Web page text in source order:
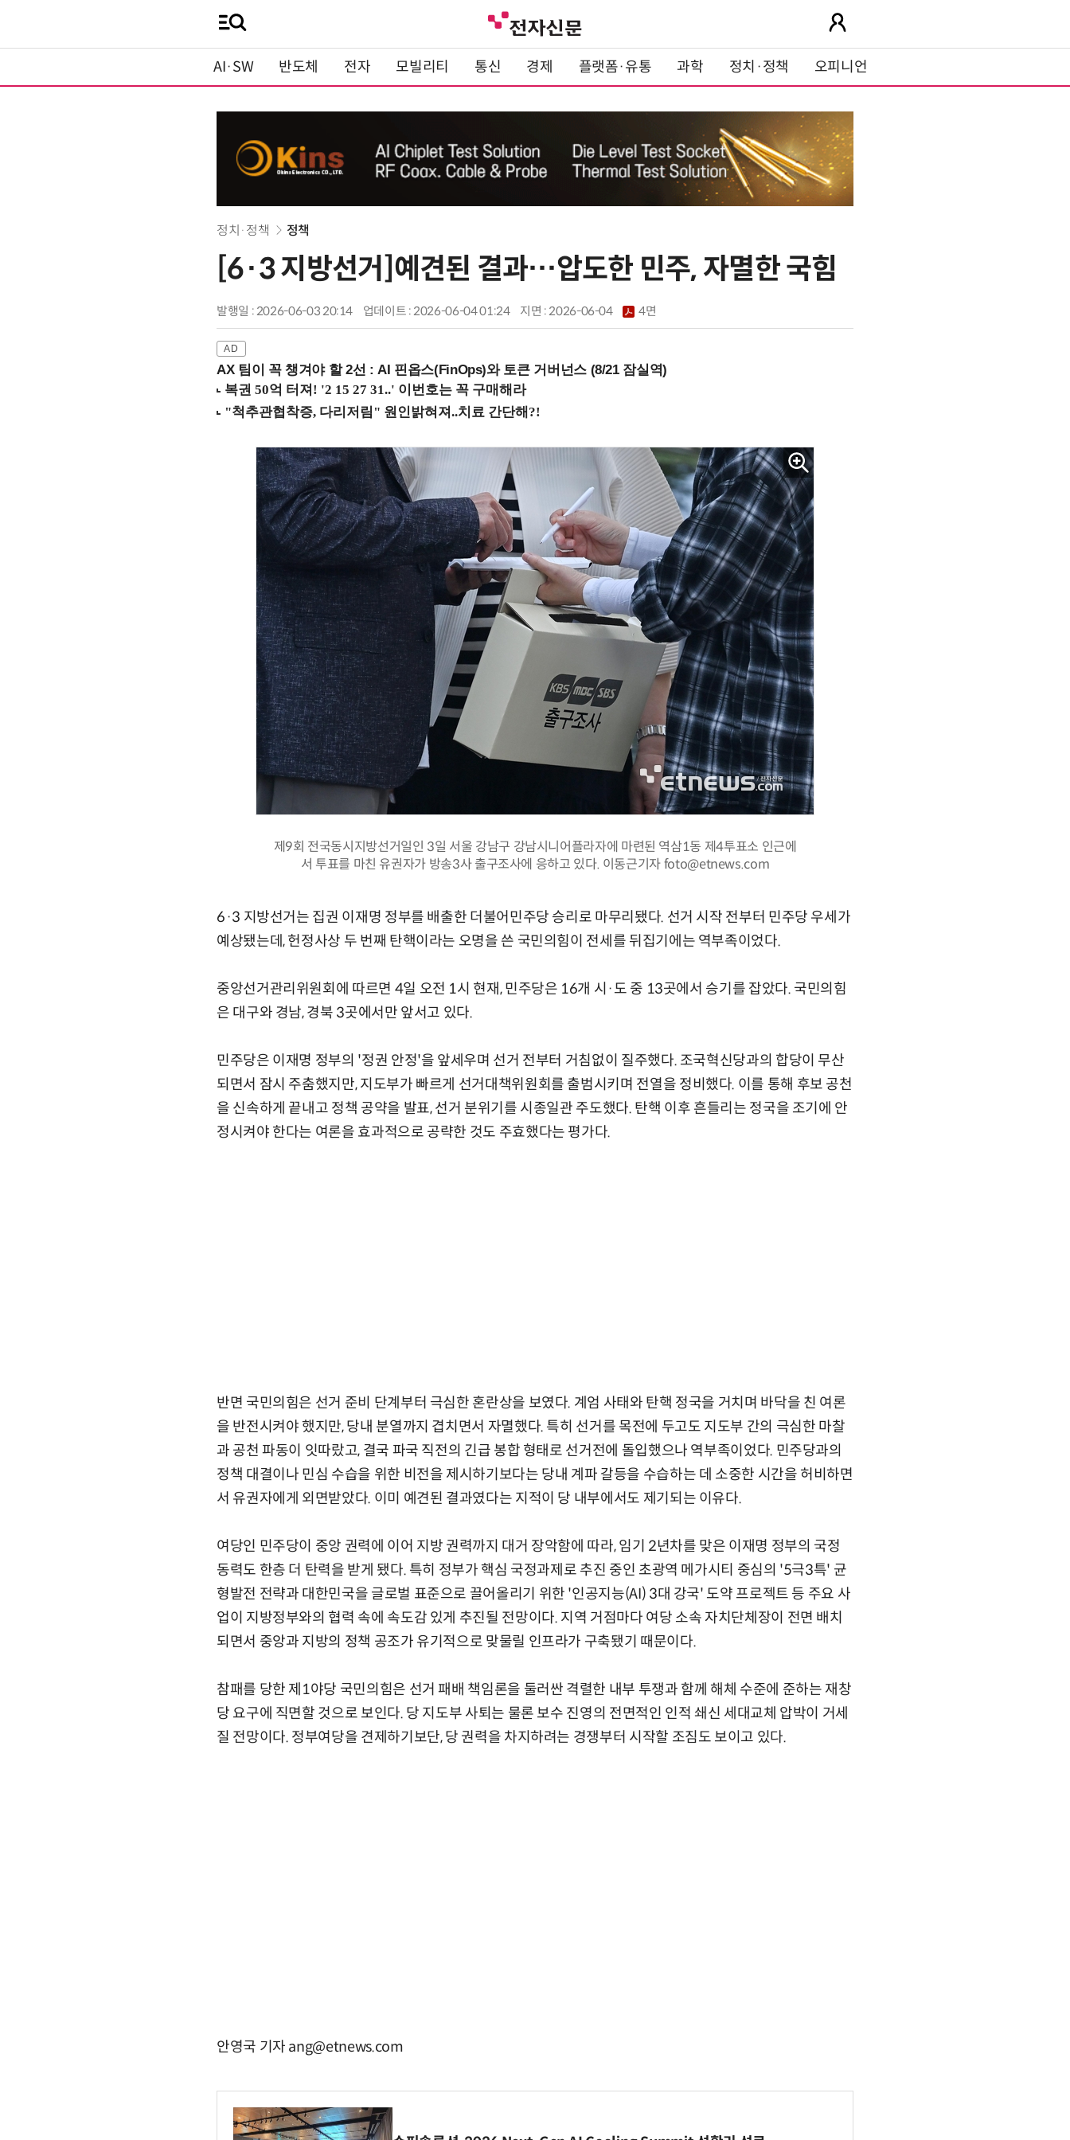
AI·SW 반도체 전자 모빌리티 통신 경제 플랫폼·유통 과학 정치·정책 오피니언
정치·정책 정책
[6·3 지방선거]예견된 결과…압도한 민주, 자멸한 국힘
발행일 : 2026-06-03 20:14 업데이트 : 2026-06-04 01:24 지면 :2026-06-04 4면
AX 팀이 꼭 챙겨야 할 2선 : AI 핀옵스(FinOps)와 토큰 거버넌스 (8/21 잠실역)
제9회 전국동시지방선거일인 3일 서울 강남구 강남시니어플라자에 마련된 역삼1동 제4투표소 인근에
서 투표를 마친 유권자가 방송3사 출구조사에 응하고 있다. 이동근기자 foto@etnews.com
6·3 지방선거는 집권 이재명 정부를 배출한 더불어민주당 승리로 마무리됐다. 선거 시작 전부터 민주당 우세가
예상됐는데, 헌정사상 두 번째 탄핵이라는 오명을 쓴 국민의힘이 전세를 뒤집기에는 역부족이었다.
중앙선거관리위원회에 따르면 4일 오전 1시 현재, 민주당은 16개 시·도 중 13곳에서 승기를 잡았다. 국민의힘
은 대구와 경남, 경북 3곳에서만 앞서고 있다.
민주당은 이재명 정부의 '정권 안정'을 앞세우며 선거 전부터 거침없이 질주했다. 조국혁신당과의 합당이 무산
되면서 잠시 주춤했지만, 지도부가 빠르게 선거대책위원회를 출범시키며 전열을 정비했다. 이를 통해 후보 공천
을 신속하게 끝내고 정책 공약을 발표, 선거 분위기를 시종일관 주도했다. 탄핵 이후 흔들리는 정국을 조기에 안
정시켜야 한다는 여론을 효과적으로 공략한 것도 주효했다는 평가다.
반면 국민의힘은 선거 준비 단계부터 극심한 혼란상을 보였다. 계엄 사태와 탄핵 정국을 거치며 바닥을 친 여론
을 반전시켜야 했지만, 당내 분열까지 겹치면서 자멸했다. 특히 선거를 목전에 두고도 지도부 간의 극심한 마찰
과 공천 파동이 잇따랐고, 결국 파국 직전의 긴급 봉합 형태로 선거전에 돌입했으나 역부족이었다. 민주당과의
정책 대결이나 민심 수습을 위한 비전을 제시하기보다는 당내 계파 갈등을 수습하는 데 소중한 시간을 허비하면
서 유권자에게 외면받았다. 이미 예견된 결과였다는 지적이 당 내부에서도 제기되는 이유다.
여당인 민주당이 중앙 권력에 이어 지방 권력까지 대거 장악함에 따라, 임기 2년차를 맞은 이재명 정부의 국정
동력도 한층 더 탄력을 받게 됐다. 특히 정부가 핵심 국정과제로 추진 중인 초광역 메가시티 중심의 '5극3특' 균
형발전 전략과 대한민국을 글로벌 표준으로 끌어올리기 위한 '인공지능(AI) 3대 강국' 도약 프로젝트 등 주요 사
업이 지방정부와의 협력 속에 속도감 있게 추진될 전망이다. 지역 거점마다 여당 소속 자치단체장이 전면 배치
되면서 중앙과 지방의 정책 공조가 유기적으로 맞물릴 인프라가 구축됐기 때문이다.
참패를 당한 제1야당 국민의힘은 선거 패배 책임론을 둘러싼 격렬한 내부 투쟁과 함께 해체 수준에 준하는 재창
당 요구에 직면할 것으로 보인다. 당 지도부 사퇴는 물론 보수 진영의 전면적인 인적 쇄신 세대교체 압박이 거세
질 전망이다. 정부여당을 견제하기보단, 당 권력을 차지하려는 경쟁부터 시작할 조짐도 보이고 있다.
안영국 기자 ang@etnews.com